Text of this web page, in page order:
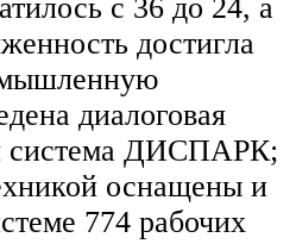
с 36 до 24, а
достигла
диалоговая
система ДИСПАРК;
оснащены и
774 рабочих